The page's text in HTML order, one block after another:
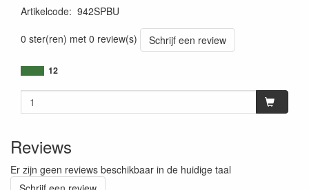
Artikelcode: 942SPBU
0 ster(ren) met 0 review(s)
Schrijf een review
12
Reviews
Er zijn geen reviews beschikbaar in de huidige taal